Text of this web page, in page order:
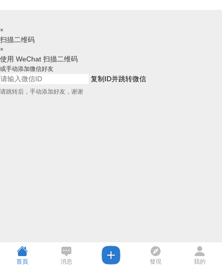
×
扫描二维码
×
使用 WeChat 扫描二维码
或手动添加微信好友
复制ID并跳转微信
请跳转后，手动添加好友，谢谢
首頁 消息 發現 我的